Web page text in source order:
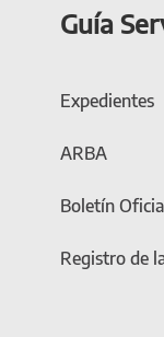
Guía
Expedientes
ARBA
Boletín
Registro de